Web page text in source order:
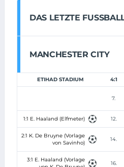
DAS LETZTE
MANCHESTER CITY
ETIHAD STADIUM 4:1
7.
1:1 E. Haaland (Elfmeter) 12.
2:1 K. De Bruyne (Vorlage
von Savinho)
14.
3:1 E. Haaland (Vorlage
16.